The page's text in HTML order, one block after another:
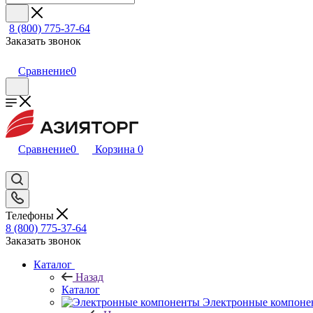
8 (800) 775-37-64
Заказать звонок
Сравнение0
Сравнение0 Корзина 0
Телефоны
8 (800) 775-37-64
Заказать звонок
Каталог
Назад
Каталог
Электронные